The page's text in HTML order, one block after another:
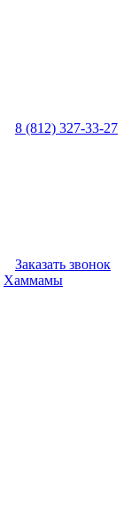
8 (812) 327-33-27
Заказать звонок
Хаммамы